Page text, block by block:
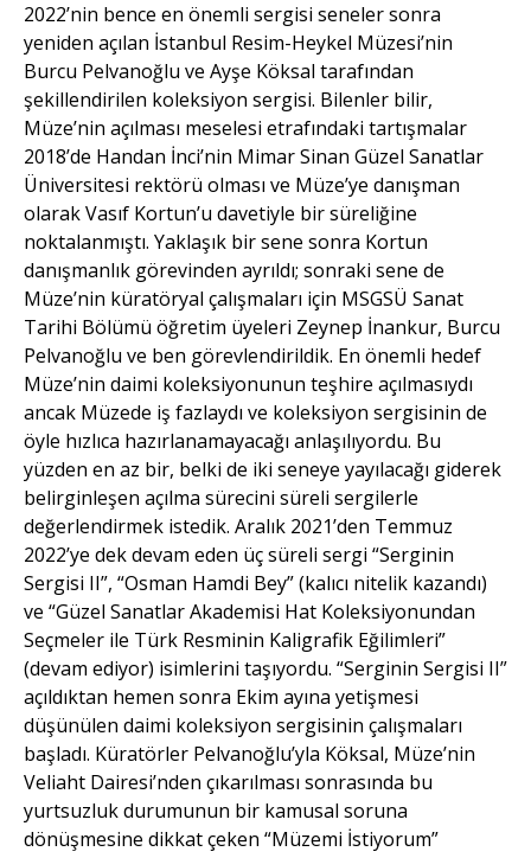
2022’nin bence en önemli sergisi seneler sonra
yeniden açılan İstanbul Resim-Heykel Müzesi’nin
Burcu Pelvanoğlu ve Ayşe Köksal tarafından
şekillendirilen koleksiyon sergisi. Bilenler bilir,
Müze’nin açılması meselesi etrafındaki tartışmalar
2018’de Handan İnci’nin Mimar Sinan Güzel Sanatlar
Üniversitesi rektörü olması ve Müze’ye danışman
olarak Vasıf Kortun’u davetiyle bir süreliğine
noktalanmıştı. Yaklaşık bir sene sonra Kortun
danışmanlık görevinden ayrıldı; sonraki sene de
Müze’nin küratöryal çalışmaları için MSGSÜ Sanat
Tarihi Bölümü öğretim üyeleri Zeynep İnankur, Burcu
Pelvanoğlu ve ben görevlendirildik. En önemli hedef
Müze’nin daimi koleksiyonunun teşhire açılmasıydı
ancak Müzede iş fazlaydı ve koleksiyon sergisinin de
öyle hızlıca hazırlanamayacağı anlaşılıyordu. Bu
yüzden en az bir, belki de iki seneye yayılacağı giderek
belirginleşen açılma sürecini süreli sergilerle
değerlendirmek istedik. Aralık 2021’den Temmuz
2022’ye dek devam eden üç süreli sergi “Serginin
Sergisi II”, “Osman Hamdi Bey” (kalıcı nitelik kazandı)
ve “Güzel Sanatlar Akademisi Hat Koleksiyonundan
Seçmeler ile Türk Resminin Kaligrafik Eğilimleri”
(devam ediyor) isimlerini taşıyordu. “Serginin Sergisi II”
açıldıktan hemen sonra Ekim ayına yetişmesi
düşünülen daimi koleksiyon sergisinin çalışmaları
başladı. Küratörler Pelvanoğlu’yla Köksal, Müze’nin
Veliaht Dairesi’nden çıkarılması sonrasında bu
yurtsuzluk durumunun bir kamusal soruna
dönüşmesine dikkat çeken “Müzemi İstiyorum”